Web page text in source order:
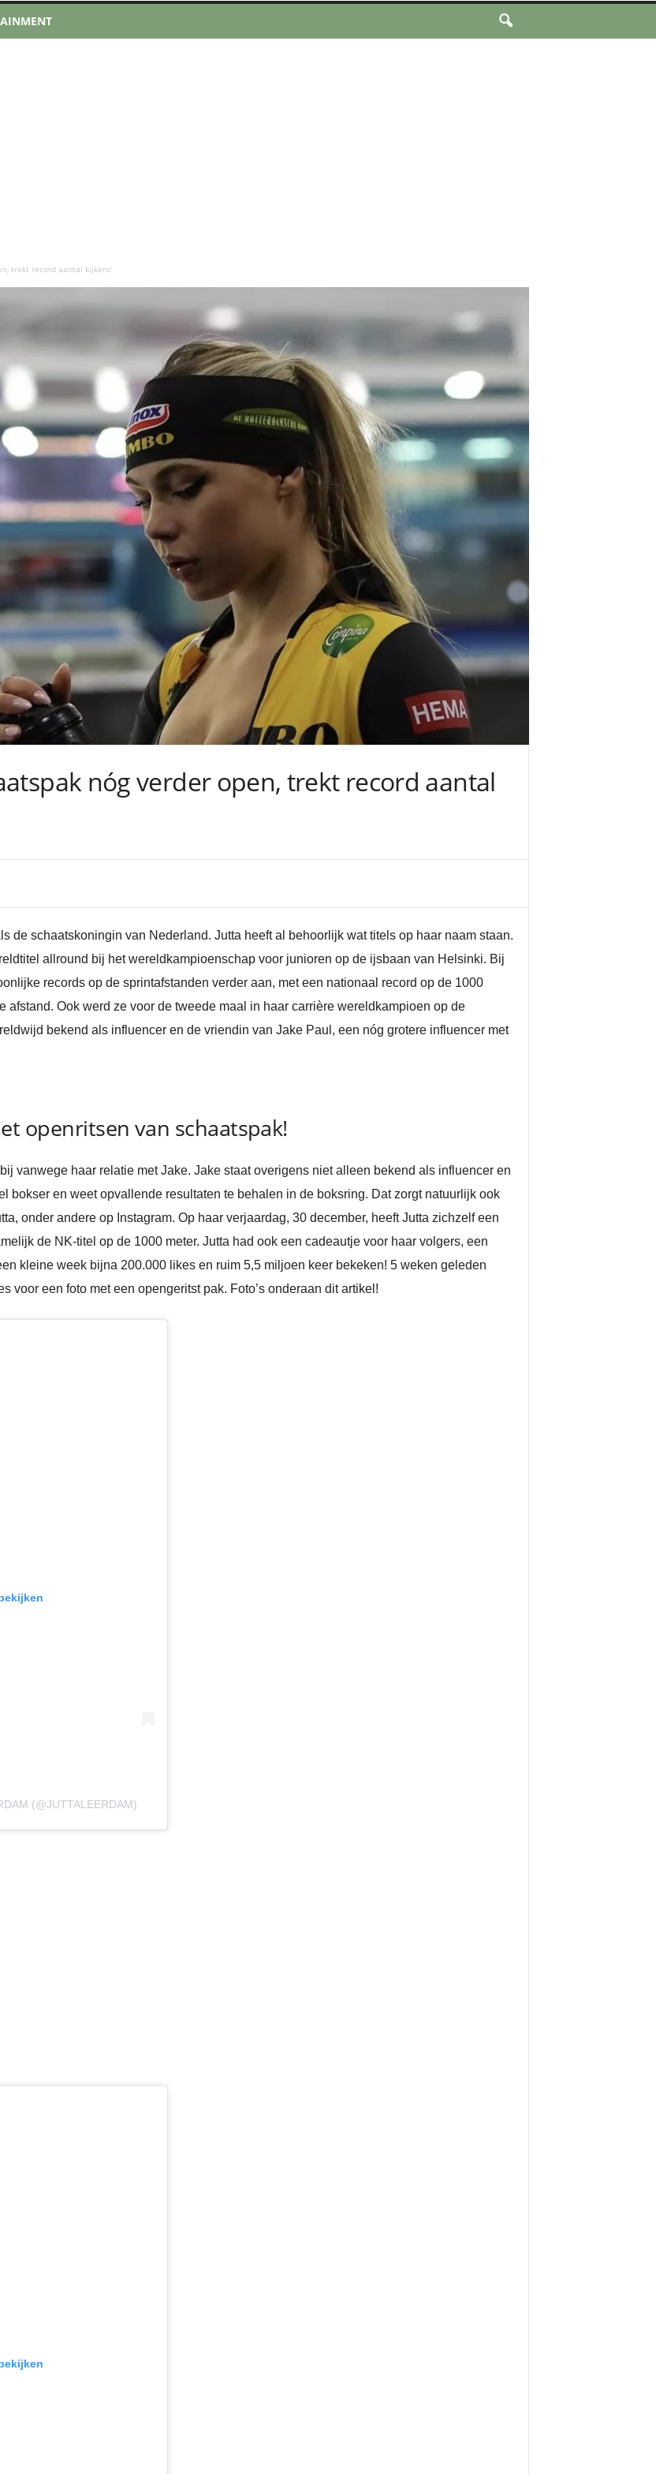
trekt record aantal kijkers!
nóg verder open, trekt record aantal
de schaatskoningin van Nederland. Jutta heeft al behoorlijk wat titels op haar naam staan.
allround bij het wereldkampioenschap voor junioren op de ijsbaan van Helsinki. Bij
records op de sprintafstanden verder aan, met een nationaal record op de 1000
afstand. Ook werd ze voor de tweede maal in haar carrière wereldkampioen op de
bekend als influencer en de vriendin van Jake Paul, een nóg grotere influencer met
openritsen van schaatspak!
vanwege haar relatie met Jake. Jake staat overigens niet alleen bekend als influencer en
bokser en weet opvallende resultaten te behalen in de boksring. Dat zorgt natuurlijk ook
onder andere op Instagram. Op haar verjaardag, 30 december, heeft Jutta zichzelf een
de NK-titel op de 1000 meter. Jutta had ook een cadeautje voor haar volgers, een
kleine week bijna 200.000 likes en ruim 5,5 miljoen keer bekeken! 5 weken geleden
voor een foto met een opengeritst pak. Foto’s onderaan dit artikel!
(@JUTTALEERDAM)